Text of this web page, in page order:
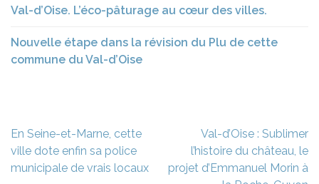
Val-d’Oise. L’éco-pâturage au cœur des villes.
Nouvelle étape dans la révision du Plu de cette
commune du Val-d’Oise
Navigation
de
l’article
En Seine-et-Marne, cette
ville dote enfin sa police
municipale de vrais locaux
Val-d’Oise : Sublimer
l’histoire du château, le
projet d’Emmanuel Morin à